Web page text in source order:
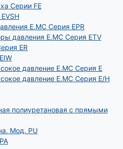
Серии FE
E.MC Серия EPR
давления E.MC Серия ETV
ER
давление E.MC Серия E
давление E.MC Серия E/H
полиуретановая с прямыми
Мод. РU